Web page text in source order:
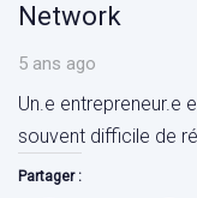
Network
5 ans ago
Un.e entrepreneur.e
souvent difficile de
Partager :